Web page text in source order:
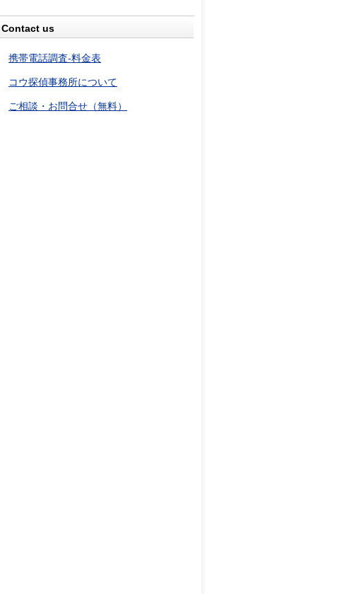
Contact us
携帯電話調査-料金表
コウ探偵事務所について
ご相談・お問合せ（無料）